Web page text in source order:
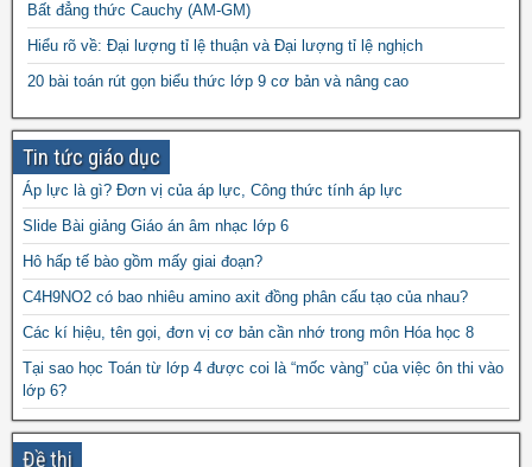
vào 10 môn toán năm 2022đề thi vào
10 môn toán năm 2023 đề thi vào 10 môn toán
năm 2024
Bất đẳng thức Cauchy (AM-GM)
Hiểu rõ về: Đại lượng tỉ lệ thuận và Đại lượng tỉ lệ nghịch
20 bài toán rút gọn biểu thức lớp 9 cơ bản và nâng cao
Tin tức giáo dục
Áp lực là gì? Đơn vị của áp lực, Công thức tính áp lực
Slide Bài giảng Giáo án âm nhạc lớp 6
Hô hấp tế bào gồm mấy giai đoạn?
C4H9NO2 có bao nhiêu amino axit đồng phân cấu tạo của nhau?
Các kí hiệu, tên gọi, đơn vị cơ bản cần nhớ trong môn Hóa học 8
Tại sao học Toán từ lớp 4 được coi là “mốc vàng” của việc ôn thi vào
lớp 6?
Slide Bài giảng Giáo án âm nhạc lớp 7
Đổi đơn vị đo thời gian: năm, tháng, tuần, ngày, giờ, phút, giây
Đề thi